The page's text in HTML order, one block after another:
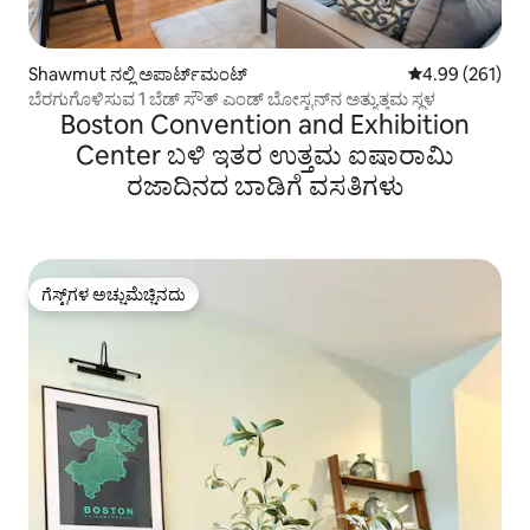
Shawmut ನಲ್ಲಿ ಅಪಾರ್ಟ್‌ಮಂಟ್ 5 ರಲ್ಲಿ 4.99
4.99 (261)
ಬೆರಗುಗೊಳಿಸುವ 1 ಬೆಡ್ ಸೌತ್ ಎಂಡ್ ಬೋಸ್ಟನ್‌ನ ಅತ್ಯುತ್ತಮ ಸ್ಥಳ
Boston Convention and Exhibition
Center ಬಳಿ ಇತರ ಉತ್ತಮ ಐಷಾರಾಮಿ
ರಜಾದಿನದ ಬಾಡಿಗೆ ವಸತಿಗಳು
ಗೆಸ್ಟ್‌ಗಳ ಅಚ್ಚುಮೆಚ್ಚಿನದು
ಗೆಸ್ಟ್‌ಗಳ ಅಚ್ಚುಮೆಚ್ಚಿನದು